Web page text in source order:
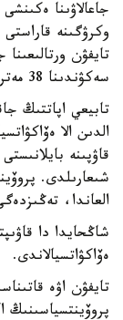
جاعالاۋىنا
وكرۋگىنە
تايفۋن
سەكۋندىنا 38 مەترگە جەتىپ، 13 بالل بولدى.
تابيعي اپاتتىڭ
الدىن الا
شىعارىلدى.
العاندا،
ەۆاكۋاتسيالاندى.
تايفۋن اۋە